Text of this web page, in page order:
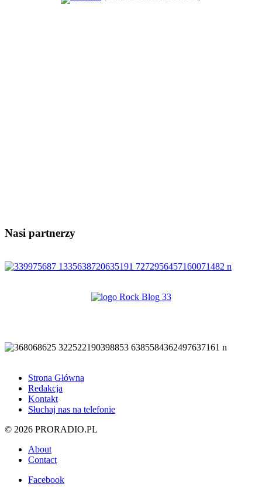
Nasi partnerzy
Strona Główna
Redakcja
Kontakt
Słuchaj nas na telefonie
© 2026 PRORADIO.PL
About
Contact
Facebook